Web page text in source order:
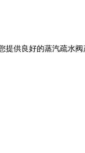
提供良好的蒸汽疏水